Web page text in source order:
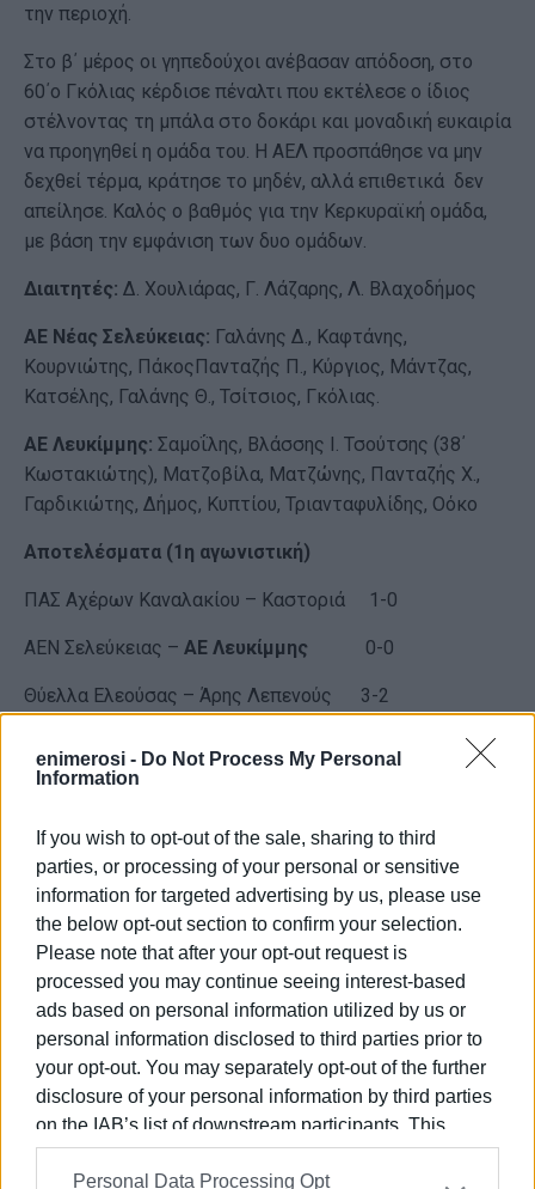
enimerosi - Do Not Process My Personal
Information
If you wish to opt-out of the sale, sharing to third
parties, or processing of your personal or sensitive
information for targeted advertising by us, please use
the below opt-out section to confirm your selection.
Please note that after your opt-out request is
processed you may continue seeing interest-based
ads based on personal information utilized by us or
personal information disclosed to third parties prior to
your opt-out. You may separately opt-out of the further
disclosure of your personal information by third parties
on the IAB’s list of downstream participants. This
information may also be disclosed by us to third parties
on theIAB’s List of Downstream Participants that may
Personal Data Processing Opt
την περιοχή.
Στο β΄ μέρος οι γηπεδούχοι ανέβασαν απόδοση, στο
60΄ο Γκόλιας κέρδισε πέναλτι που εκτέλεσε ο ίδιος
στέλνοντας τη μπάλα στο δοκάρι και μοναδική ευκαιρία
να προηγηθεί η ομάδα του. Η ΑΕΛ προσπάθησε να μην
δεχθεί τέρμα, κράτησε το μηδέν, αλλά επιθετικά δεν
απείλησε. Καλός ο βαθμός για την Κερκυραϊκή ομάδα,
με βάση την εμφάνιση των δυο ομάδων.
Διαιτητές: Δ. Χουλιάρας, Γ. Λάζαρης, Λ. Βλαχοδήμος
ΑΕ Νέας Σελεύκειας: Γαλάνης Δ., Καφτάνης,
Κουρνιώτης, ΠάκοςΠανταζής Π., Κύργιος, Μάντζας,
Κατσέλης, Γαλάνης Θ., Τσίτσιος, Γκόλιας.
ΑΕ Λευκίμμης: Σαμοΐλης, Βλάσσης Ι. Τσούτσης (38΄
Κωστακιώτης), Ματζοβίλα, Ματζώνης, Πανταζής Χ.,
Γαρδικιώτης, Δήμος, Κυπτίου, Τριανταφυλίδης, Οόκο
Αποτελέσματα (1η αγωνιστική)
ΠΑΣ Αχέρων Καναλακίου – Καστοριά 1-0
ΑΕΝ Σελεύκειας – ΑΕ Λευκίμμης 0-0
Θύελλα Ελεούσας – Άρης Λεπενούς 3-2
Βαθμολογία
Θύελλα Ελεούσας 3-2 3
Αχέρων Καναλακίου 1-0 3
ΑΕ Λευκίμμης 0-0 1
Νέα Σελεύκεια 0-0 1
Άρης Λεπενούς 2-3 0
Καστοριά 0-1 0
Πρόοδος Ρωγών
Πρόγραμμα (2η αγωνιστική)